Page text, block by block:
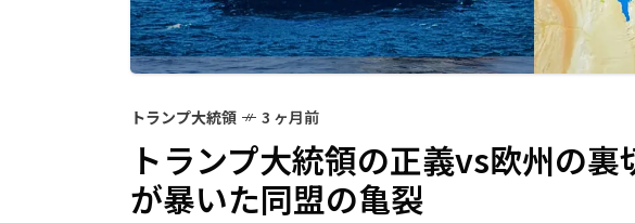
トランプ大統領 3 ヶ月前
トランプ大統領の正義vs欧州の
が暴いた同盟の亀裂